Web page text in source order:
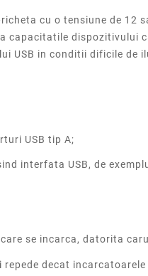
cu o tensiune de 12
dispozitivului
USB in conditii dificile de
USB tip A;
interfata USB, de
se incarca, datorita
decat incarcatoarele